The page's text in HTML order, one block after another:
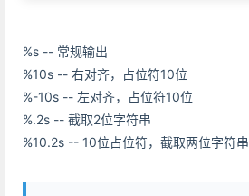
%s -- 常规输出
%10s -- 右对齐，占位符10位
%-10s -- 左对齐，占位符10位
%.2s -- 截取2位字符串
%10.2s -- 10位占位符，截取两位字符串